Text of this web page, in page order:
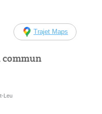
Trajet Maps
Leu